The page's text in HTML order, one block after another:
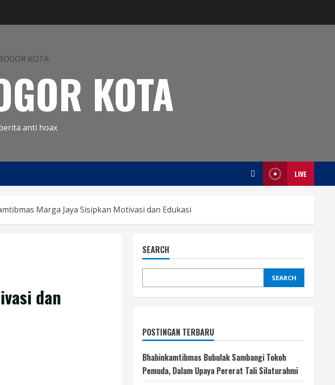
KOTA
anti hoax
LIVE
Marga Jaya Sisipkan Motivasi dan Edukasi
dan
SEARCH
SEARCH
POSTINGAN TERBARU
Bhabinkamtibmas Bubulak Sambangi Tokoh
Pemuda, Dalam Upaya Pererat Tali Silaturahmi